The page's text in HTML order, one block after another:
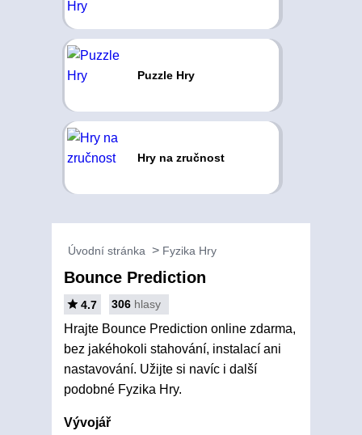
Puzzle Hry
Hry na zručnost
Úvodní stránka Fyzika Hry
Bounce Prediction
4.7 306 hlasy
Hrajte Bounce Prediction online zdarma,
bez jakéhokoli stahování, instalací ani
nastavování. Užijte si navíc i další
podobné Fyzika Hry.
Vývojář